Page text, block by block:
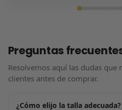
Preguntas
Resolvemos aquí las dudas que
clientes antes de comprar.
¿Cómo elijo la talla adecuada?